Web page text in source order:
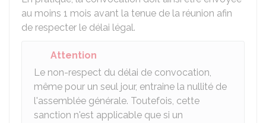
au moins 1 mois avant la tenue de la réunion afin
de respecter le délai légal.
Attention
Le non-respect du délai de convocation,
même pour un seul jour, entraine la nullité de
l'assemblée générale. Toutefois, cette
sanction n'est applicable que si un